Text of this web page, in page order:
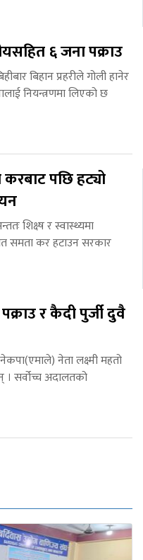
६ जना पक्राउ
बिहान प्रहरीले गोली हानेर
नियन्त्रणमा लिएको छ
करबाट पछि हट्यो
शिक्ष्ष र स्वास्थ्यमा
समता कर हटाउन सरकार
र कैदी पुर्जी दुवै
नेता लक्ष्मी महतो
। सर्वोच्च अदालतको